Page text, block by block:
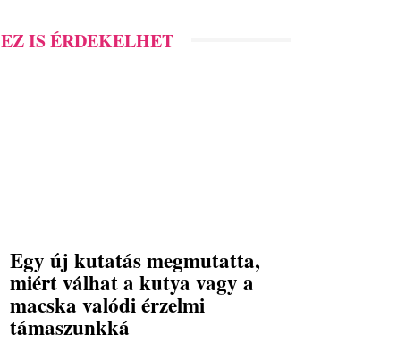
EZ IS ÉRDEKELHET
Egy új kutatás megmutatta,
miért válhat a kutya vagy a
macska valódi érzelmi
támaszunkká